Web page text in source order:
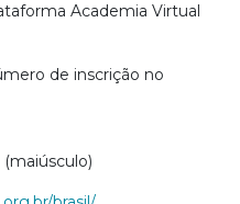
Academia Virtual
de inscrição no